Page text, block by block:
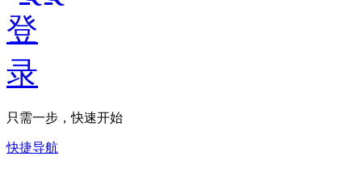
只需一步，快速开始
快捷导航